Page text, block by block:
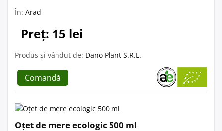
În: Arad
Preț: 15 lei
Produs și vândut de: Dano Plant S.R.L.
Comandă
Oțet de mere ecologic 500 ml